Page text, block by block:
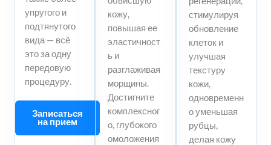
упругого и
подтянутого
вида — всё
это за одну
передовую
процедуру.
Записаться
на прием
кожу,
повышая ее
эластичност
ь и
разглаживая
морщины.
Достигните
комплексног
о, глубокого
омоложения
стимулируя
обновление
клеток и
улучшая
текстуру
кожи,
одновременн
о уменьшая
рубцы,
делая кожу